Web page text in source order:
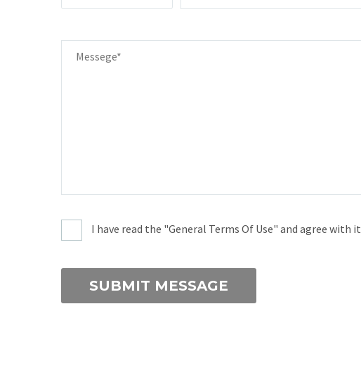
I have read the "General Terms Of Use" and agree with it